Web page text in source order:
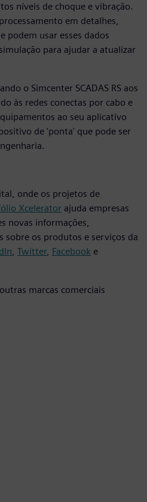
níveis de choque e vibração.
em detalhes,
podem usar esses dados
para ajudar a atualizar
o Simcenter SCADAS RS aos
às redes conectas por cabo e
ao seu aplicativo
de 'ponta' que pode ser
onde os projetos de
Xcelerator ajuda empresas
novas informações,
sobre os produtos e serviços da
, Twitter, Facebook e
marcas comerciais